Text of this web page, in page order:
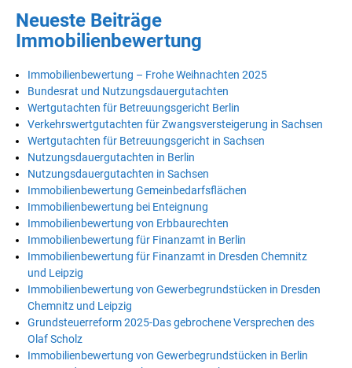
Neueste Beiträge
Immobilienbewertung
Immobilienbewertung – Frohe Weihnachten 2025
Bundesrat und Nutzungsdauergutachten
Wertgutachten für Betreuungsgericht Berlin
Verkehrswertgutachten für Zwangsversteigerung in Sachsen
Wertgutachten für Betreuungsgericht in Sachsen
Nutzungsdauergutachten in Berlin
Nutzungsdauergutachten in Sachsen
Immobilienbewertung Gemeinbedarfsflächen
Immobilienbewertung bei Enteignung
Immobilienbewertung von Erbbaurechten
Immobilienbewertung für Finanzamt in Berlin
Immobilienbewertung für Finanzamt in Dresden Chemnitz
und Leipzig
Immobilienbewertung von Gewerbegrundstücken in Dresden
Chemnitz und Leipzig
Grundsteuerreform 2025-Das gebrochene Versprechen des
Olaf Scholz
Immobilienbewertung von Gewerbegrundstücken in Berlin